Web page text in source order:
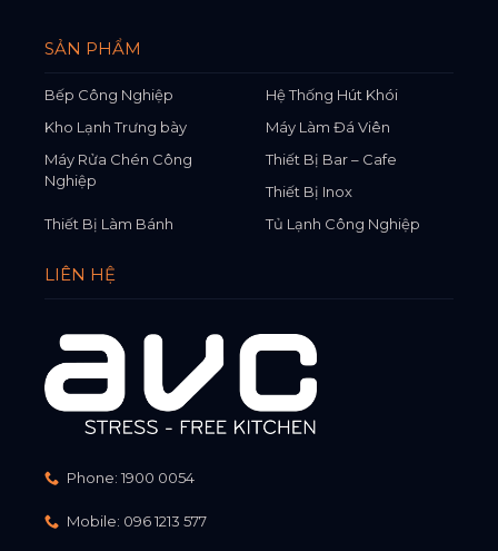
SẢN PHẨM
Bếp Công Nghiệp
Hệ Thống Hút Khói
Kho Lạnh Trưng bày
Máy Làm Đá Viên
Máy Rửa Chén Công
Nghiệp
Thiết Bị Bar – Cafe
Thiết Bị Inox
Thiết Bị Làm Bánh
Tủ Lạnh Công Nghiệp
LIÊN HỆ
Phone: 1900 0054
Mobile: 096 1213 577